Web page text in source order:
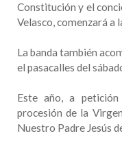
Constitución y el
Velasco, comenzará a
La banda también
el pasacalles del
Este año, a
procesión de la
Nuestro Padre Jesús